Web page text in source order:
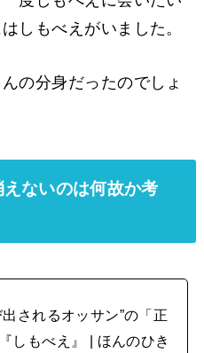
しもべえがいました。
の分身だったのでしょ
ないのは何故か考
されるオッサン”の「正
しもべえ』 | ほんのひき